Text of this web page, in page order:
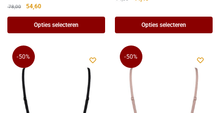
78,00 54,60
Opties selecteren Opties selecteren
-50% -50%